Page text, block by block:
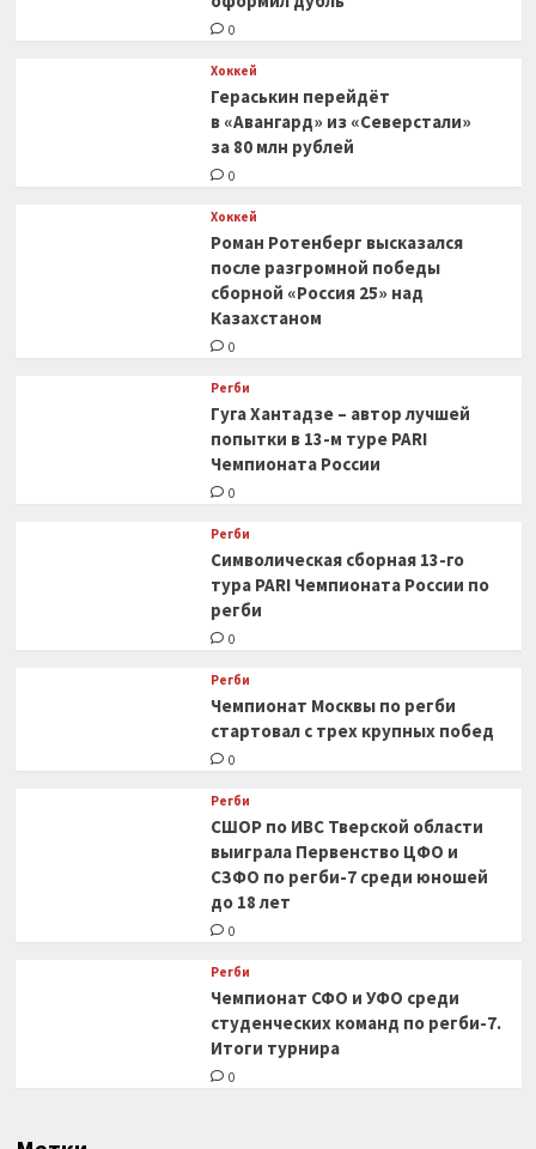
0
Хоккей
Гераськин перейдёт
в «Авангард» из «Северстали»
за 80 млн рублей
0
Хоккей
Роман Ротенберг высказался
после разгромной победы
сборной «Россия 25» над
Казахстаном
0
Регби
Гуга Хантадзе – автор лучшей
попытки в 13-м туре PARI
Чемпионата России
0
Регби
Символическая сборная 13-го
тура PARI Чемпионата России по
регби
0
Регби
Чемпионат Москвы по регби
стартовал с трех крупных побед
0
Регби
СШОР по ИВС Тверской области
выиграла Первенство ЦФО и
СЗФО по регби-7 среди юношей
до 18 лет
0
Регби
Чемпионат СФО и УФО среди
студенческих команд по регби-7.
Итоги турнира
0